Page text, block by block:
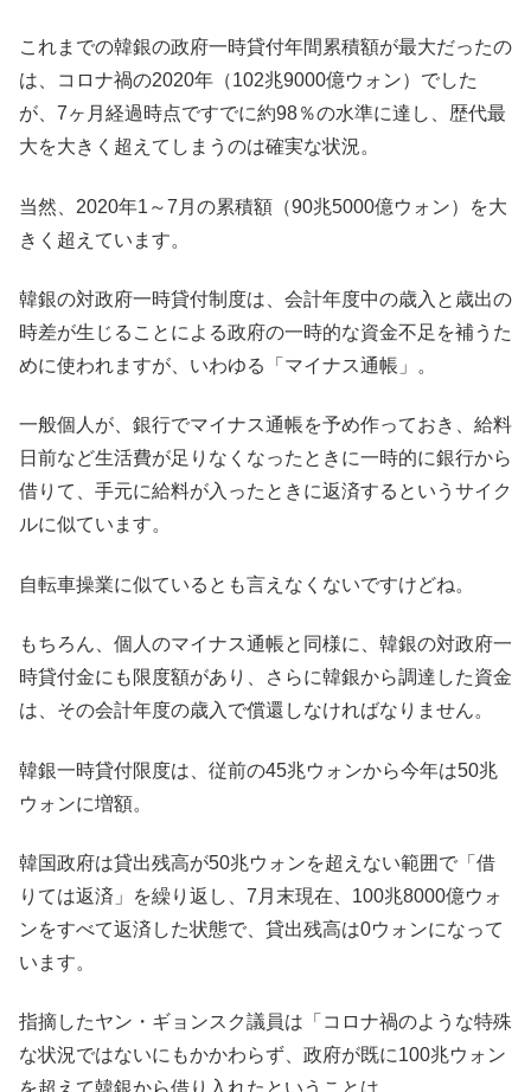
これまでの韓銀の政府一時貸付年間累積額が最大だったの
は、コロナ禍の2020年（102兆9000億ウォン）でした
が、7ヶ月経過時点ですでに約98％の水準に達し、歴代最
大を大きく超えてしまうのは確実な状況。
当然、2020年1～7月の累積額（90兆5000億ウォン）を大
きく超えています。
韓銀の対政府一時貸付制度は、会計年度中の歳入と歳出の
時差が生じることによる政府の一時的な資金不足を補うた
めに使われますが、いわゆる「マイナス通帳」。
一般個人が、銀行でマイナス通帳を予め作っておき、給料
日前など生活費が足りなくなったときに一時的に銀行から
借りて、手元に給料が入ったときに返済するというサイク
ルに似ています。
自転車操業に似ているとも言えなくないですけどね。
もちろん、個人のマイナス通帳と同様に、韓銀の対政府一
時貸付金にも限度額があり、さらに韓銀から調達した資金
は、その会計年度の歳入で償還しなければなりません。
韓銀一時貸付限度は、従前の45兆ウォンから今年は50兆
ウォンに増額。
韓国政府は貸出残高が50兆ウォンを超えない範囲で「借
りては返済」を繰り返し、7月末現在、100兆8000億ウォ
ンをすべて返済した状態で、貸出残高は0ウォンになって
います。
指摘したヤン・ギョンスク議員は「コロナ禍のような特殊
な状況ではないにもかかわらず、政府が既に100兆ウォン